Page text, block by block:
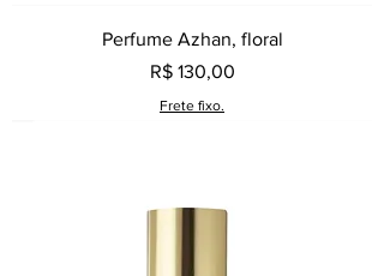
Perfume Azhan, floral
Preço
R$ 130,00
Frete fixo.